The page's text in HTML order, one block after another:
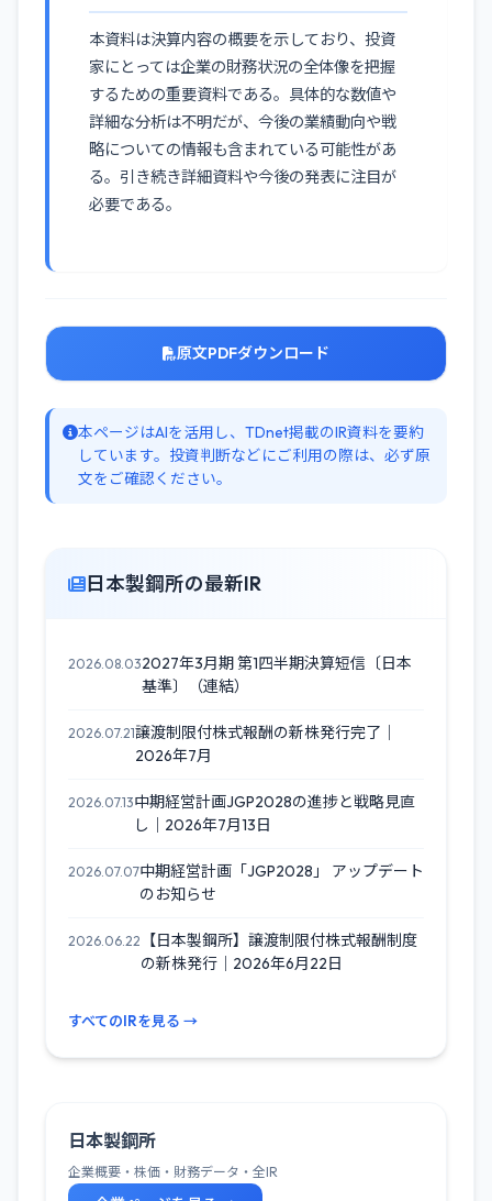
本資料は決算内容の概要を示しており、投資
家にとっては企業の財務状況の全体像を把握
するための重要資料である。具体的な数値や
詳細な分析は不明だが、今後の業績動向や戦
略についての情報も含まれている可能性があ
る。引き続き詳細資料や今後の発表に注目が
必要である。
原文PDFダウンロード
本ページはAIを活用し、TDnet掲載のIR資料を要約
しています。投資判断などにご利用の際は、必ず原
文をご確認ください。
日本製鋼所の最新IR
2026.08.032027年3月期 第1四半期決算短信〔日本
基準〕（連結）
2026.07.21譲渡制限付株式報酬の新株発行完了｜
2026年7月
2026.07.13中期経営計画JGP2028の進捗と戦略見直
し｜2026年7月13日
2026.07.07中期経営計画「JGP2028」 アップデート
のお知らせ
2026.06.22
【日本製鋼所】譲渡制限付株式報酬制度
の新株発行｜2026年6月22日
すべてのIRを見る →
日本製鋼所
企業概要・株価・財務データ・全IR